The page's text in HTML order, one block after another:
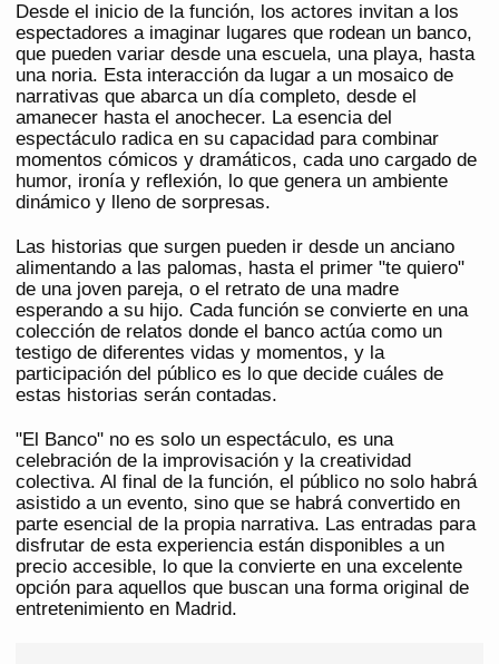
Desde el inicio de la función, los actores invitan a los
espectadores a imaginar lugares que rodean un banco,
que pueden variar desde una escuela, una playa, hasta
una noria. Esta interacción da lugar a un mosaico de
narrativas que abarca un día completo, desde el
amanecer hasta el anochecer. La esencia del
espectáculo radica en su capacidad para combinar
momentos cómicos y dramáticos, cada uno cargado de
humor, ironía y reflexión, lo que genera un ambiente
dinámico y lleno de sorpresas.
Las historias que surgen pueden ir desde un anciano
alimentando a las palomas, hasta el primer "te quiero"
de una joven pareja, o el retrato de una madre
esperando a su hijo. Cada función se convierte en una
colección de relatos donde el banco actúa como un
testigo de diferentes vidas y momentos, y la
participación del público es lo que decide cuáles de
estas historias serán contadas.
"El Banco" no es solo un espectáculo, es una
celebración de la improvisación y la creatividad
colectiva. Al final de la función, el público no solo habrá
asistido a un evento, sino que se habrá convertido en
parte esencial de la propia narrativa. Las entradas para
disfrutar de esta experiencia están disponibles a un
precio accesible, lo que la convierte en una excelente
opción para aquellos que buscan una forma original de
entretenimiento en Madrid.